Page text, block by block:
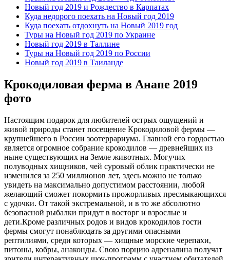
Новый год 2019 и Рождество в Карпатах
Куда недорого поехать на Новый год 2019
Куда поехать отдохнуть на Новый 2019 год
Туры на Новый год 2019 по Украине
Новый год 2019 в Таллине
Туры на Новый год 2019 по России
Новый год 2019 в Таиланде
Крокодиловая ферма в Анапе 2019
фото
Настоящим подарок для любителей острых ощущений и
живой природы станет посещение Крокодиловой фермы —
крупнейшего в России зоотеррариума. Главной его гордостью
является огромное собрание крокодилов — древнейших из
ныне существующих на Земле животных. Могучих
полуводных хищников, чей суровый облик практически не
изменился за 250 миллионов лет, здесь можно не только
увидеть на максимально допустимом расстоянии, любой
желающий сможет покормить прожорливых пресмыкающихся
с удочки. От такой экстремальной, и в то же абсолютно
безопасной рыбалки придут в восторг и взрослые и
дети.Кроме различных родов и видов крокодилов гости
фермы смогут понаблюдать за другими опасными
рептилиями, среди которых — хищные морские черепахи,
питоны, кобры, анаконды. Свою порцию адреналина получат